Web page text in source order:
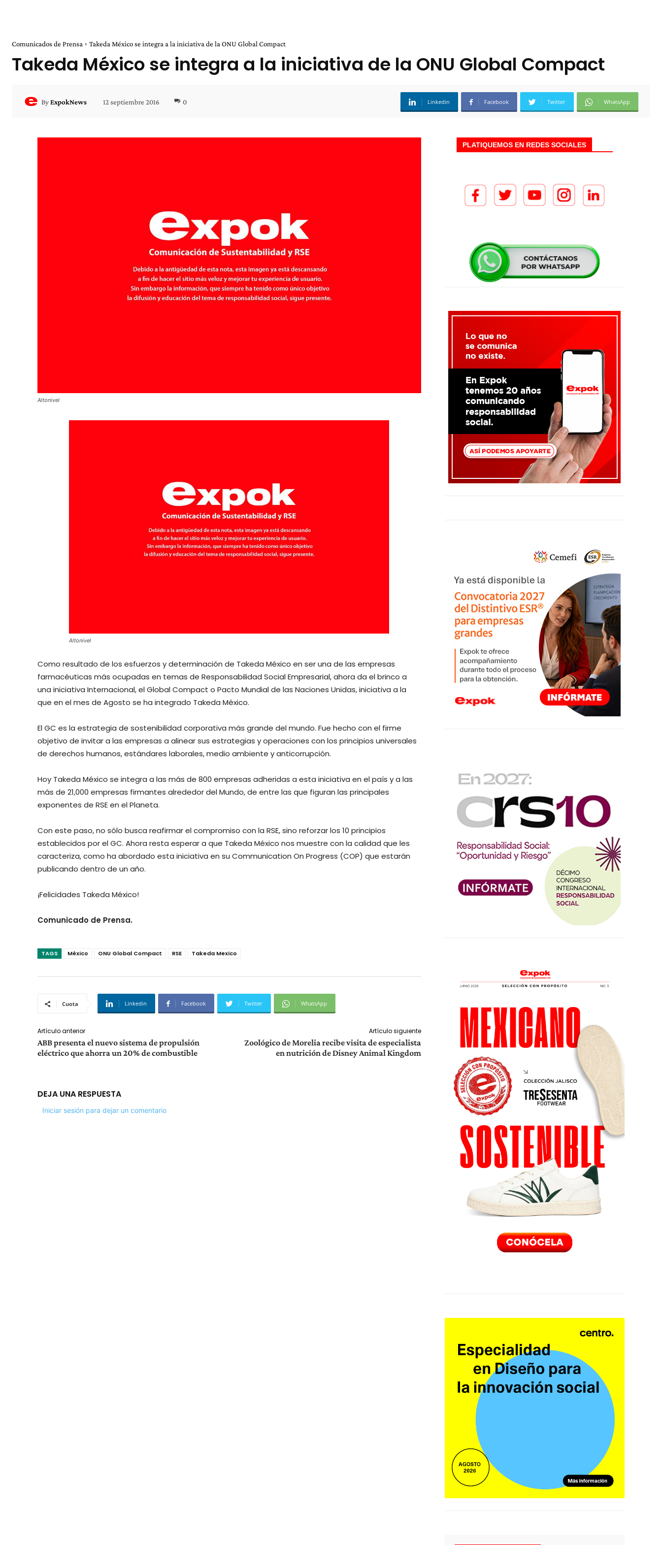
Comunicados de Prensa Takeda México se integra a la iniciativa de la ONU Global Compact
Takeda México se integra a la iniciativa de la ONU Global Compact
ByExpokNews 12 septiembre 2016 0 Linkedin Facebook Twitter WhatsApp
Altonivel
Altonivel
Como resultado de los esfuerzos y determinación de Takeda México en ser una de las empresas
farmacéuticas más ocupadas en temas de Responsabilidad Social Empresarial, ahora da el brinco a
una iniciativa Internacional, el Global Compact o Pacto Mundial de las Naciones Unidas, iniciativa a la
que en el mes de Agosto se ha integrado Takeda México.
El GC es la estrategia de sostenibilidad corporativa más grande del mundo. Fue hecho con el firme
objetivo de invitar a las empresas a alinear sus estrategias y operaciones con los principios universales
de derechos humanos, estándares laborales, medio ambiente y anticorrupción.
Hoy Takeda México se integra a las más de 800 empresas adheridas a esta iniciativa en el país y a las
más de 21,000 empresas firmantes alrededor del Mundo, de entre las que figuran las principales
exponentes de RSE en el Planeta.
Con este paso, no sólo busca reafirmar el compromiso con la RSE, sino reforzar los 10 principios
establecidos por el GC. Ahora resta esperar a que Takeda México nos muestre con la calidad que les
caracteriza, como ha abordado esta iniciativa en su Communication On Progress (COP) que estarán
publicando dentro de un año.
¡Felicidades Takeda México!
Comunicado de Prensa.
TAGS México ONU Global Compact RSE Takeda Mexico
Cuota Linkedin Facebook Twitter WhatsApp
Artículo anterior
ABB presenta el nuevo sistema de propulsión
eléctrico que ahorra un 20% de combustible
Artículo siguiente
Zoológico de Morelia recibe visita de especialista
en nutrición de Disney Animal Kingdom
DEJA UNA RESPUESTA
Iniciar sesión para dejar un comentario
PLATIQUEMOS EN REDES SOCIALES